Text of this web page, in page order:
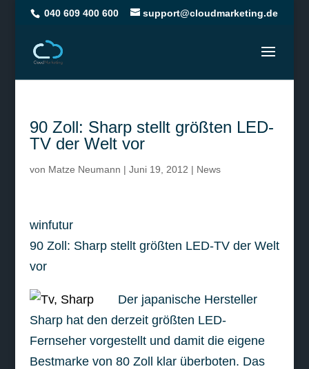
040 609 400 600 support@cloudmarketing.de
90 Zoll: Sharp stellt größten LED-
TV der Welt vor
von Matze Neumann | Juni 19, 2012 | News
winfutur
90 Zoll: Sharp stellt größten LED-TV der Welt
vor
Der japanische Hersteller
Sharp hat den derzeit größten LED-
Fernseher vorgestellt und damit die eigene
Bestmarke von 80 Zoll klar überboten. Das